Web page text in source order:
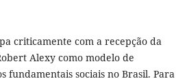
criticamente com a recepção da
Alexy como modelo de
fundamentais sociais no Brasil. Para